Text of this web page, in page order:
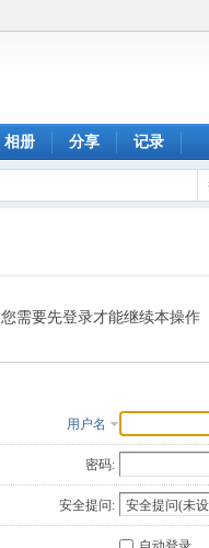
相册 分享 记录
您需要先登录才能继续本操作
用户名
密码:
安全提问: